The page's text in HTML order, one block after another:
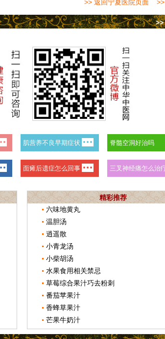
>> 返回宁夏医院页面
>>
精彩推荐
六味地黄丸
温胆汤
逍遥散
小青龙汤
小柴胡汤
水果食用相关禁忌
草莓综合果汁巧去粉刺
番茄苹果汁
香蜂草果汁
芒果牛奶汁